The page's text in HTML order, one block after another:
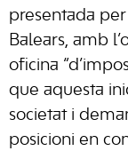
presentada
Balears, amb
oficina
que aquesta
societat i
posicioni en